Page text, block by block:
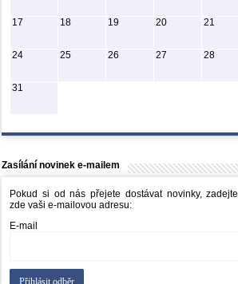
17 18 19 20 21
24 25 26 27 28
31
Zasílání novinek e-mailem
Pokud si od nás přejete dostávat novinky, zadejte
zde vaši e-mailovou adresu:
E-mail